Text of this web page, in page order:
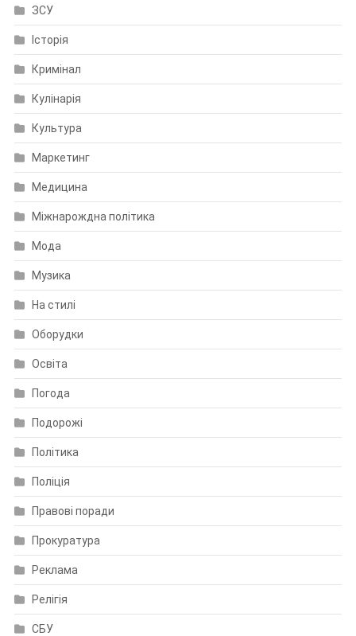
ЗСУ
Історія
Кримінал
Кулінарія
Культура
Маркетинг
Медицина
Міжнарождна політика
Мода
Музика
На стилі
Оборудки
Освіта
Погода
Подорожі
Політика
Поліція
Правові поради
Прокуратура
Реклама
Релігія
СБУ